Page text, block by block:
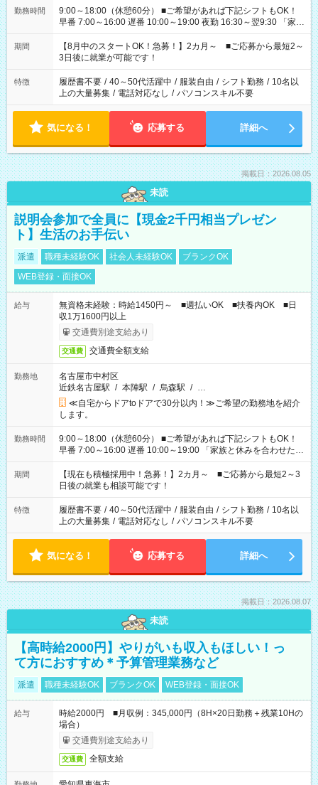
勤務時間
9:00～18:00（休憩60分） ■ご希望があれば下記シフトもOK！
早番 7:00～16:00 遅番 10:00～19:00 夜勤 16:30～翌9:30 「家族
と休みを合わせたい」 「余裕を持って夕飯の準備がしたい」
「できれば残業はしたくない」 など、ご希望を教えてください
ね。 ※Wワーク希望の方へ 今ご覧のお仕事で希望する勤務時間
と、もう1つのお仕事の勤務時間。 合計で週40時間を超える場
合は応募できません。
期間
【8月中のスタートOK！急募！】2カ月～ ■ご応募から最短2～
3日後に就業が可能です！
特徴 履歴書不要 / 40～50代活躍中 / 服装自由 / シフト勤務 / 10名以
上の大量募集 / 電話対応なし / パソコンスキル不要
気になる！ 応募する 詳細へ
掲載日：2026.08.05
未読
説明会参加で全員に【現金2千円相当プレゼン
ト】生活のお手伝い
派遣 職種未経験OK 社会人未経験OK
ブランクOK
WEB登録・面接OK
給与
無資格未経験：時給1450円～ ■週払いOK ■扶養内OK ■日
収1万1600円以上
交通費別途支給あり
交通費 交通費全額支給
勤務地
名古屋市中村区
近鉄名古屋駅 / 本陣駅 / 烏森駅 / …
≪自宅からドアtoドアで30分以内！≫ご希望の勤務地を紹介
します。
勤務時間
9:00～18:00（休憩60分） ■ご希望があれば下記シフトもOK！
早番 7:00～16:00 遅番 10:00～19:00 「家族と休みを合わせた
い」 「余裕を持って夕飯の準備がしたい」 「できれば残業はし
たくない」 など、ご希望を教えてくださいね。 ※Wワーク希望
の方へ 今ご覧のお仕事で希望する勤務時間と、もう1つのお仕事
の勤務時間。 合計で週40時間を超える場合は応募できません。
期間
【現在も積極採用中！急募！】2カ月～ ■ご応募から最短2～3
日後の就業も相談可能です！
特徴 履歴書不要 / 40～50代活躍中 / 服装自由 / シフト勤務 / 10名以
上の大量募集 / 電話対応なし / パソコンスキル不要
気になる！ 応募する 詳細へ
掲載日：2026.08.07
未読
【高時給2000円】やりがいも収入もほしい！っ
て方におすすめ＊予算管理業務など
派遣 職種未経験OK ブランクOK WEB登録・面接OK
給与
時給2000円 ■月収例：345,000円（8H×20日勤務＋残業10Hの
場合）
交通費別途支給あり
交通費 全額支給